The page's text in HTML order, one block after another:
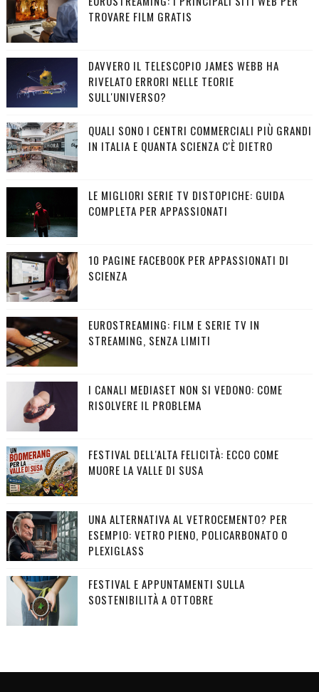
TROVARE FILM GRATIS
DAVVERO IL TELESCOPIO JAMES WEBB HA
RIVELATO ERRORI NELLE TEORIE
SULL'UNIVERSO?
QUALI SONO I CENTRI COMMERCIALI PIÙ GRANDI
IN ITALIA E QUANTA SCIENZA C'È DIETRO
LE MIGLIORI SERIE TV DISTOPICHE: GUIDA
COMPLETA PER APPASSIONATI
10 PAGINE FACEBOOK PER APPASSIONATI DI
SCIENZA
EUROSTREAMING: FILM E SERIE TV IN
STREAMING, SENZA LIMITI
I CANALI MEDIASET NON SI VEDONO: COME
RISOLVERE IL PROBLEMA
FESTIVAL DELL'ALTA FELICITÀ: ECCO COME
MUORE LA VALLE DI SUSA
UNA ALTERNATIVA AL VETROCEMENTO? PER
ESEMPIO: VETRO PIENO, POLICARBONATO O
PLEXIGLASS
FESTIVAL E APPUNTAMENTI SULLA
SOSTENIBILITÀ A OTTOBRE